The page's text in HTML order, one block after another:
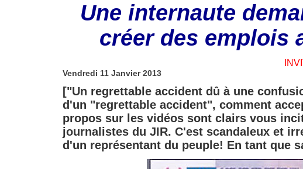
Une internaute
créer des emplois
Vendredi 11 Janvier 2013
["Un regrettable accident dû à une
d'un "regrettable accident", comment
propos sur les vidéos sont clairs vous
journalistes du JIR. C'est scandaleux et
d'un représentant du peuple! En tant que